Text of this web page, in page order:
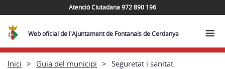
Atenció Ciutadana 972 890 196
Web oficial de l'Ajuntament de Fontanals de Cerdanya
Inici Guia del municipi Seguretat i sanitat